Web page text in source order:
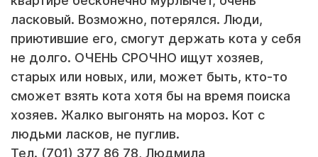
ласковый. Возможно, потерялся. Люди,
приютившие его, смогут держать кота у себя
не долго. ОЧЕНЬ СРОЧНО ищут хозяев,
старых или новых, или, может быть, кто-то
сможет взять кота хотя бы на время поиска
хозяев. Жалко выгонять на мороз. Кот с
людьми ласков, не пуглив.
Тел. (701) 377 86 78, Людмила